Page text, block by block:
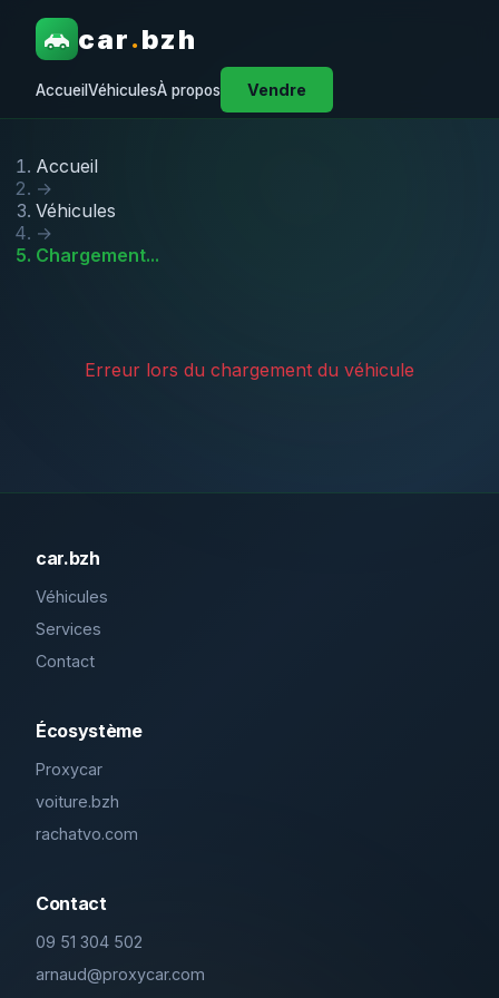
car . bzh
AccueilVéhiculesÀ propos Vendre
Accueil
→
Véhicules
→
Chargement...
Erreur lors du chargement du véhicule
car.bzh
Véhicules
Services
Contact
Écosystème
Proxycar
voiture.bzh
rachatvo.com
Contact
09 51 304 502
arnaud@proxycar.com